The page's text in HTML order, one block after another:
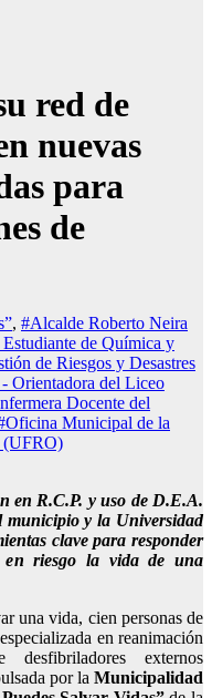
red de
nuevas
para
de
, #Alcalde Roberto Neira
de Química y
de Riesgos y Desastres
Orientadora del Liceo
Docente del
Municipal de la
(UFRO)
en R.C.P. y uso de D.E.A.
municipio y la Universidad
clave para responder
en riesgo la vida de una
una vida, cien personas de
en reanimación
externos
por la Municipalidad